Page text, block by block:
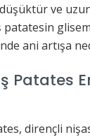
ve
patatesin
ani artışa
Patates
dirençli